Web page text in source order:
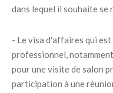
dans lequel il souhaite
- Le visa d'affaires qui
professionnel,
pour une visite de salon
participation à une